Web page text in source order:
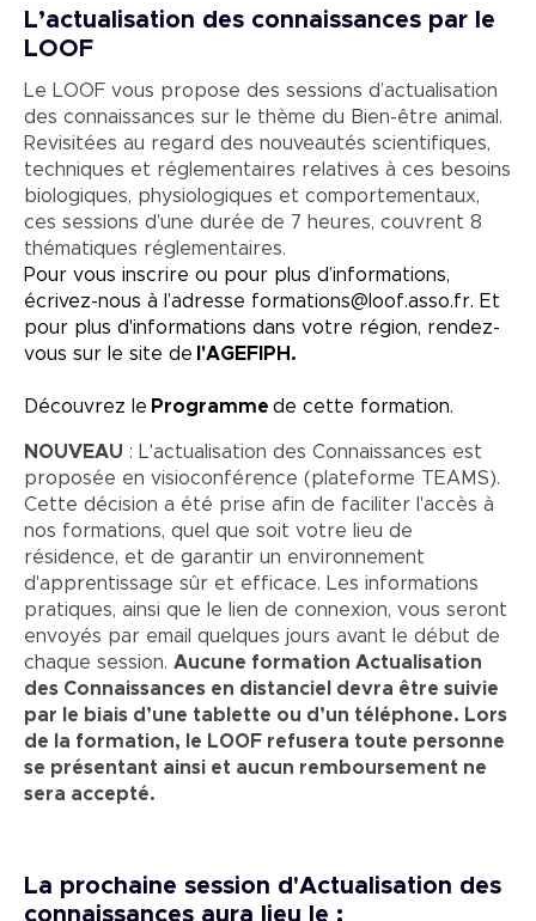
L’actualisation des connaissances par le
LOOF
Le LOOF vous propose des sessions d’actualisation
des connaissances sur le thème du Bien-être animal.
Revisitées au regard des nouveautés scientifiques,
techniques et réglementaires relatives à ces besoins
biologiques, physiologiques et comportementaux,
ces sessions d’une durée de 7 heures, couvrent 8
thématiques réglementaires.
Pour vous inscrire ou pour plus d’informations,
écrivez-nous à l’adresse formations@loof.asso.fr. Et
pour plus d'informations dans votre région, rendez-
vous sur le site de l'AGEFIPH.
Découvrez le Programme de cette formation.
NOUVEAU : L'actualisation des Connaissances est
proposée en visioconférence (plateforme TEAMS).
Cette décision a été prise afin de faciliter l'accès à
nos formations, quel que soit votre lieu de
résidence, et de garantir un environnement
d'apprentissage sûr et efficace. Les informations
pratiques, ainsi que le lien de connexion, vous seront
envoyés par email quelques jours avant le début de
chaque session. Aucune formation Actualisation
des Connaissances en distanciel devra être suivie
par le biais d’une tablette ou d’un téléphone. Lors
de la formation, le LOOF refusera toute personne
se présentant ainsi et aucun remboursement ne
sera accepté.
La prochaine session d'Actualisation des
connaissances aura lieu le :